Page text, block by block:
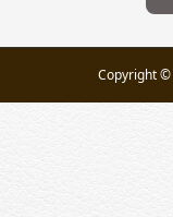
Copyright ©